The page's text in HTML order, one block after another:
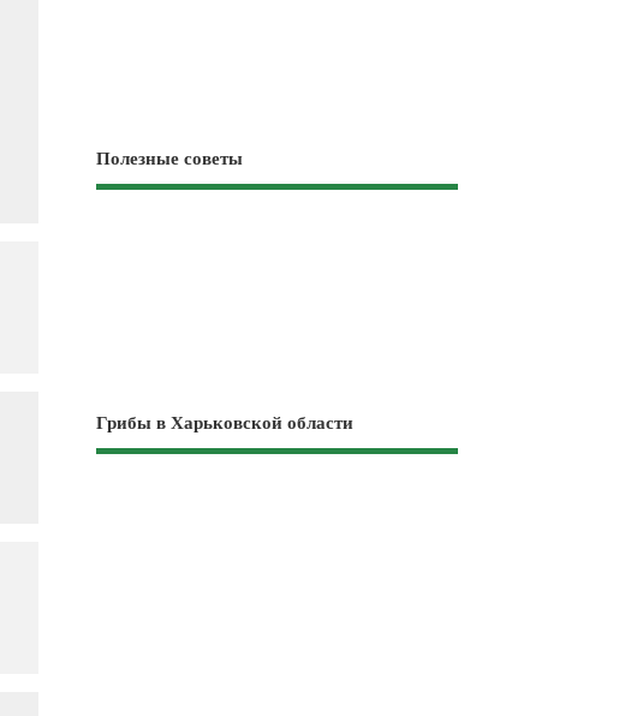
Полезные советы
Грибы в Харьковской области